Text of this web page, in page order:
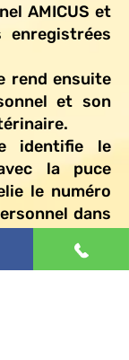
AMICUS et
enregistrées
rend ensuite
et son
identifie le
la puce
le numéro
dans